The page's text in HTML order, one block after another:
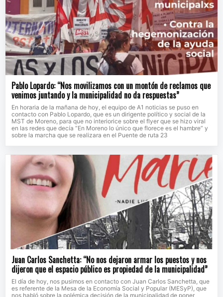
Pablo Lopardo: “Nos movilizamos con un montón de reclamos que
venimos juntando y la municipalidad no da respuestas”
En horaria de la mañana de hoy, el equipo de A1 noticias se puso en
contacto con Pablo Lopardo, que es un dirigente político y social de la
MST de Moreno, para que no interiorice sobre el flyer que se hizo viral
en las redes que decía “En Moreno lo único que florece es el hambre” y
sobre la marcha que se realizara en el Puente de ruta 23
Juan Carlos Sanchetta: “No nos dejaron armar los puestos y nos
dijeron que el espacio público es propiedad de la municipalidad”
El día de hoy, nos pusimos en contacto con Juan Carlos Sanchetta, que
es referente de la Mesa de la Economía Social y Popular (MESyP), que
nos habló sobre la polémica decisión de la municipalidad de poner